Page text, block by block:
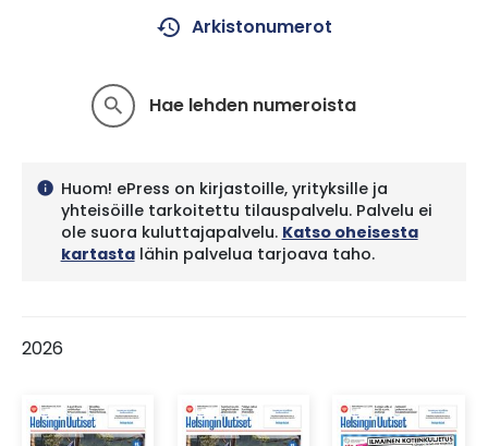
history Arkistonumerot
search Hae lehden numeroista
info Huom! ePress on kirjastoille, yrityksille ja
yhteisöille tarkoitettu tilauspalvelu. Palvelu ei
ole suora kuluttajapalvelu. Katso oheisesta
kartastalähin palvelua tarjoava taho.
2026